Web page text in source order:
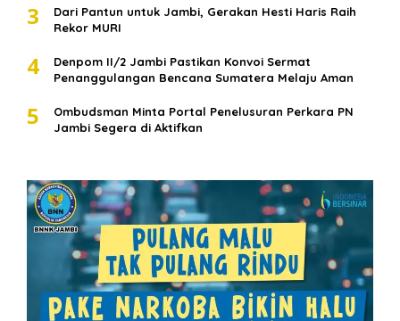
3
Dari Pantun untuk Jambi, Gerakan Hesti Haris Raih
Rekor MURI
4
Denpom II/2 Jambi Pastikan Konvoi Sermat
Penanggulangan Bencana Sumatera Melaju Aman
5
Ombudsman Minta Portal Penelusuran Perkara PN
Jambi Segera di Aktifkan